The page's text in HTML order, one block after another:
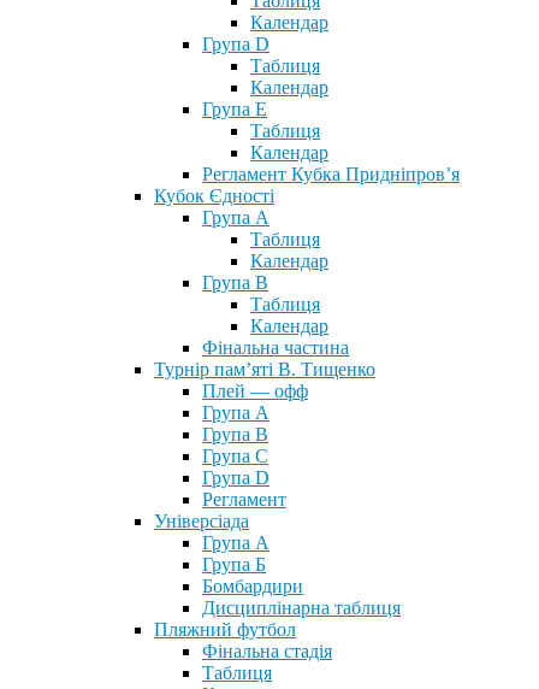
Календар
Група D
Таблиця
Календар
Група Е
Таблиця
Календар
Регламент Кубка Придніпров’я
Кубок Єдності
Група А
Таблиця
Календар
Група В
Таблиця
Календар
Фінальна частина
Турнір пам’яті В. Тищенко
Плей — офф
Група А
Група B
Група С
Група D
Регламент
Універсіада
Група А
Група Б
Бомбардири
Дисциплінарна таблиця
Пляжний футбол
Фінальна стадія
Таблиця